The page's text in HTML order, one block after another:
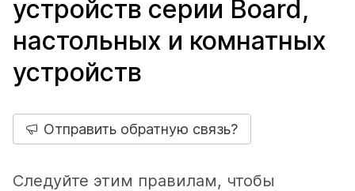
устройств серии Board,
настольных и комнатных
устройств
Отправить обратную связь?
Следуйте этим правилам, чтобы